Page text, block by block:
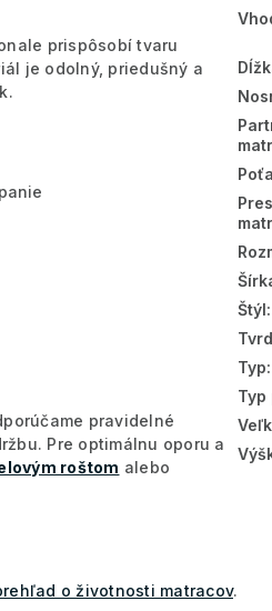
prispôsobí tvaru
je odolný, priedušný a
pravidelné
Pre optimálnu oporu a
roštom alebo
o životnosti matracov.
Štýl:
Typ:
Typ